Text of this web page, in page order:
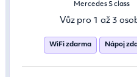
Mercedes S class
Vůz pro 1 až 3
WiFi zdarma Nápoj